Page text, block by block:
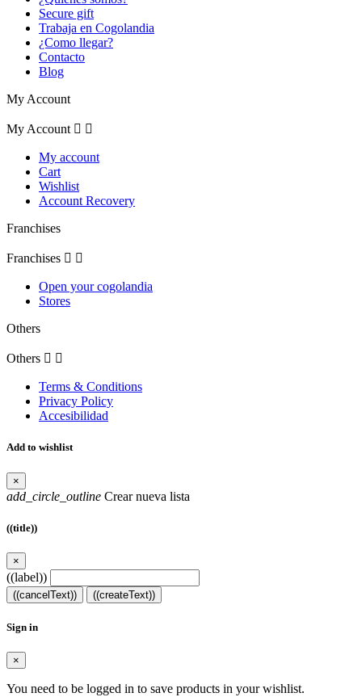
Secure gift
Trabaja en Cogolandia
¿Como llegar?
Contacto
Blog
My Account
My Account  
My account
Cart
Wishlist
Account Recovery
Franchises
Franchises  
Open your cogolandia
Stores
Others
Others  
Terms & Conditions
Privacy Policy
Accesibilidad
Add to wishlist
×
add_circle_outline Crear nueva lista
((title))
×
((label))
((cancelText)) ((createText))
Sign in
×
You need to be logged in to save products in your wishlist.